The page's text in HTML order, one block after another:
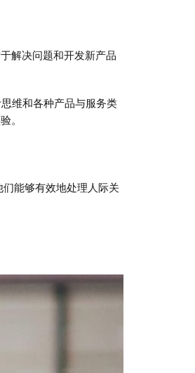
解决问题和开发新产品
维和各种产品与服务类
。
能够有效地处理人际关